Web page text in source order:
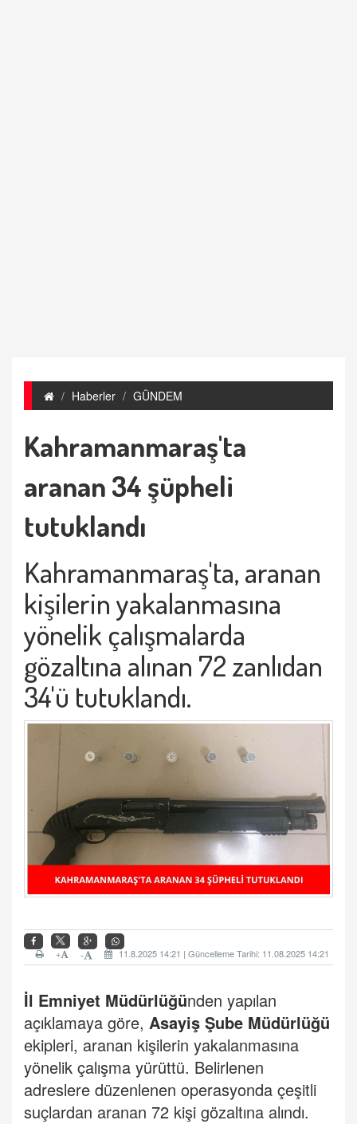
Haberler GÜNDEM
Kahramanmaraş'ta
aranan 34 şüpheli
tutuklandı
Kahramanmaraş'ta, aranan
kişilerin yakalanmasına
yönelik çalışmalarda
gözaltına alınan 72 zanlıdan
34'ü tutuklandı.
11.8.2025 14:21 | Güncelleme Tarihi: 11.08.2025 14:21
-
+
İl Emniyet Müdürlüğünden yapılan
açıklamaya göre, Asayiş Şube Müdürlüğü
ekipleri, aranan kişilerin yakalanmasına
yönelik çalışma yürüttü. Belirlenen
adreslere düzenlenen operasyonda çeşitli
suçlardan aranan 72 kişi gözaltına alındı.